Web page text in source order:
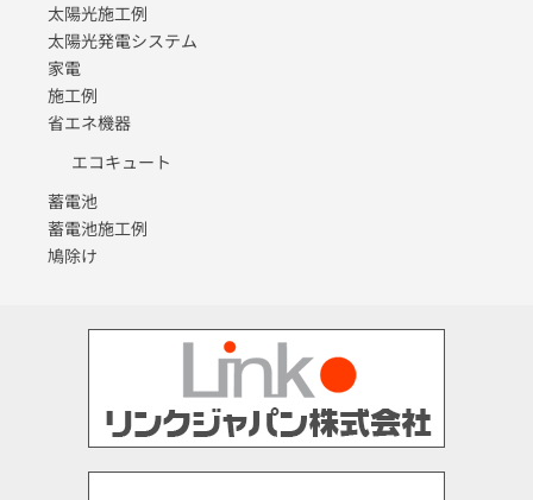
太陽光施工例
太陽光発電システム
家電
施工例
省エネ機器
エコキュート
蓄電池
蓄電池施工例
鳩除け